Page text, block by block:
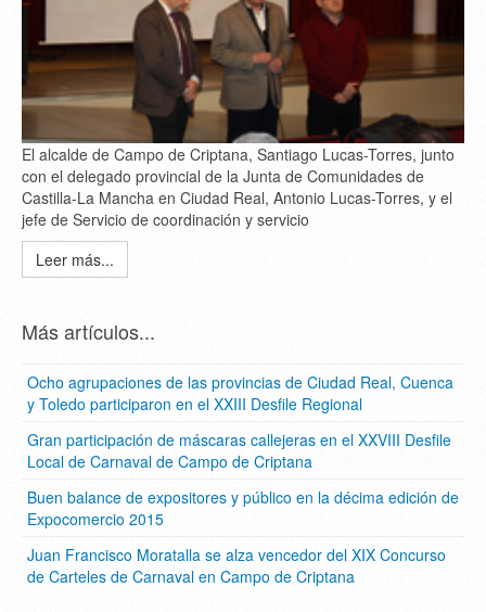
El alcalde de Campo de Criptana, Santiago Lucas-Torres, junto
con el delegado provincial de la Junta de Comunidades de
Castilla-La Mancha en Ciudad Real, Antonio Lucas-Torres, y el
jefe de Servicio de coordinación y servicio
Leer más...
Más artículos...
Ocho agrupaciones de las provincias de Ciudad Real, Cuenca
y Toledo participaron en el XXIII Desfile Regional
Gran participación de máscaras callejeras en el XXVIII Desfile
Local de Carnaval de Campo de Criptana
Buen balance de expositores y público en la décima edición de
Expocomercio 2015
Juan Francisco Moratalla se alza vencedor del XIX Concurso
de Carteles de Carnaval en Campo de Criptana